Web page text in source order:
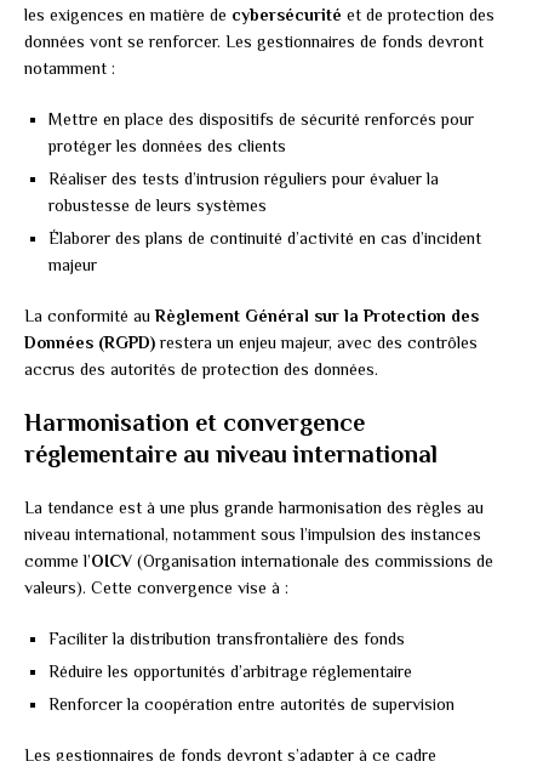
les exigences en matière de cybersécurité et de protection des
données vont se renforcer. Les gestionnaires de fonds devront
notamment :
Mettre en place des dispositifs de sécurité renforcés pour
protéger les données des clients
Réaliser des tests d’intrusion réguliers pour évaluer la
robustesse de leurs systèmes
Élaborer des plans de continuité d’activité en cas d’incident
majeur
La conformité auRèglement Général sur la Protection des
Données (RGPD)restera un enjeu majeur, avec des contrôles
accrus des autorités de protection des données.
Harmonisation et convergence
réglementaire au niveau international
La tendance est à une plus grande harmonisation des règles au
niveau international, notamment sous l’impulsion des instances
comme l’OICV (Organisation internationale des commissions de
valeurs). Cette convergence vise à :
Faciliter la distribution transfrontalière des fonds
Réduire les opportunités d’arbitrage réglementaire
Renforcer la coopération entre autorités de supervision
Les gestionnaires de fonds devront s’adapter à ce cadre